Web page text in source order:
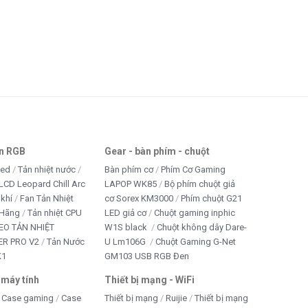
RGB
Tản nhiệt nước
Leopard Chill Arc
Fan Tản Nhiệt
Tản nhiệt CPU
TẢN NHIỆT
PRO V2
Tản Nước
tính
Case gaming
Case
Gear - bàn phím - chuột
Bàn phím cơ
Phím Cơ Gaming
LAPOP WK85
Bộ phím chuột giả
cơ Sorex KM3000
Phím chuột G21
LED giả cơ
Chuột gaming inphic
W1S black
Chuột không dây Dare-
U Lm106G
Chuột Gaming G-Net
GM103 USB RGB Đen
Thiết bị mạng - WiFi
Thiết bị mạng Ruijie
Thiết bị mạng